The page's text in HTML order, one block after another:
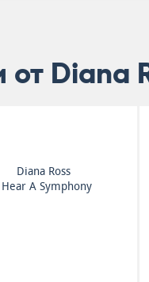
Diana
Diana Ross
A Symphony